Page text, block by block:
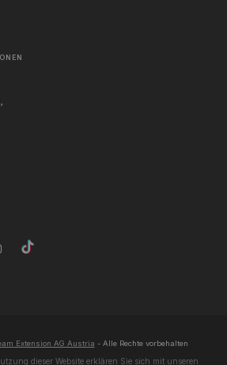
Extension AG Austria - Alle Rechte vorbehalten
dieser Website erklären Sie sich mit unseren